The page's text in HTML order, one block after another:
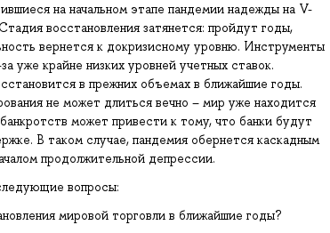
на начальном этапе пандемии надежды на V-
восстановления затянется: пройдут годы,
вернется к докризисному уровню. Инструменты
уже крайне низких уровней учетных ставок.
в прежних объемах в ближайшие годы.
не может длиться вечно – мир уже находится
может привести к тому, что банки будут
В таком случае, пандемия обернется каскадным
продолжительной депрессии.
вопросы:
мировой торговли в ближайшие годы?